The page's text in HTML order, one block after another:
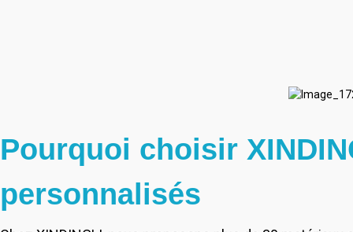
Pourquoi choisir
personnalisés